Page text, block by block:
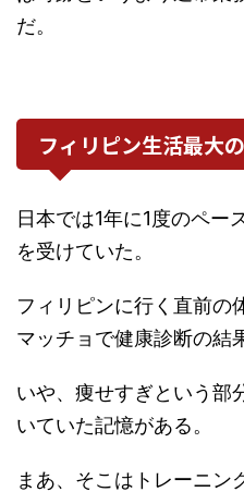
だ。
フィリピン生活最大
日本では1年に1度のペー
を受けていた。
フィリピンに行く直前の
マッチョで健康診断の結
いや、痩せすぎという部
いていた記憶がある。
まあ、そこはトレーニン